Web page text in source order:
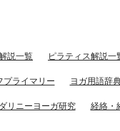
説一覧 ピラティス解説一
プライマリー ヨガ用語辞
リニーヨーガ研究 経絡・